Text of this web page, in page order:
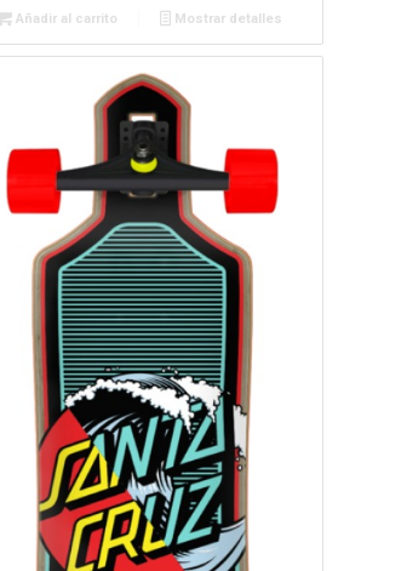
Añadir al carrito Mostrar detalles